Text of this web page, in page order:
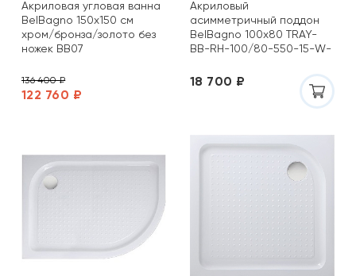
Акриловая угловая ванна
BelBagno 150х150 см
хром/бронза/золото без
ножек BB07
122 760 ₽
136 400 ₽
Акриловый
асимметричный поддон
BelBagno 100х80 TRAY-
BB-RH-100/80-550-15-W-
18 700 ₽